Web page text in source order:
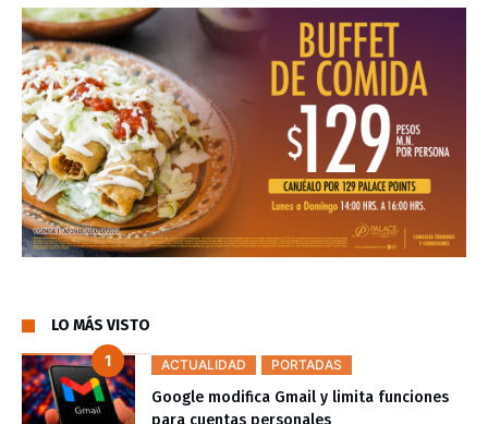
LO MÁS VISTO
ACTUALIDAD PORTADAS
Google modifica Gmail y limita funciones